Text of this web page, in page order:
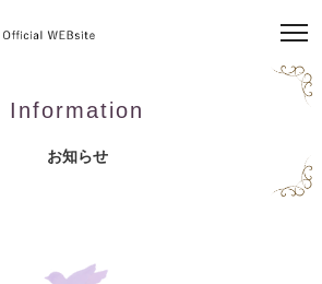
Information
お知らせ